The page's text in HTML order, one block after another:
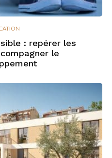
: repérer les
le